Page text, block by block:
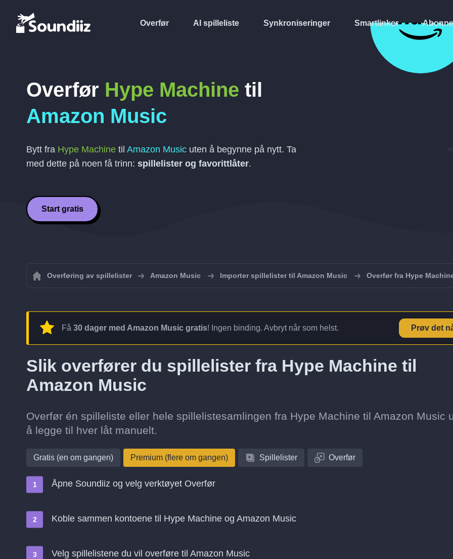
Overfør AI spilleliste Synkroniseringer Smartlinker
Overfør Hype Machine til
Amazon Music
Bytt fra Hype Machine til Amazon Music uten å begynne på nytt. Ta
med dette på noen få trinn: spillelister og favorittlåter.
Start gratis
Overføring av spillelister Amazon Music Importer spillelister til Amazon Music Overfør fra Hype
Få 30 dager med Amazon Music gratis! Ingen binding. Avbryt når som helst. Prøv det
Slik overfører du spillelister fra Hype Machine til
Amazon Music
Overfør én spilleliste eller hele spillelistesamlingen fra Hype Machine til Amazon Music
å legge til hver låt manuelt.
Gratis (en om gangen) Premium (flere om gangen) Spillelister Overfør
Åpne Soundiiz og velg verktøyet Overfør
Koble sammen kontoene til Hype Machine og Amazon Music
Velg spillelistene du vil overføre til Amazon Music